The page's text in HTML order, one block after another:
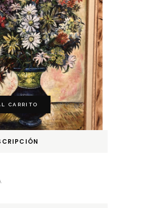
Paisajes
CARRITO